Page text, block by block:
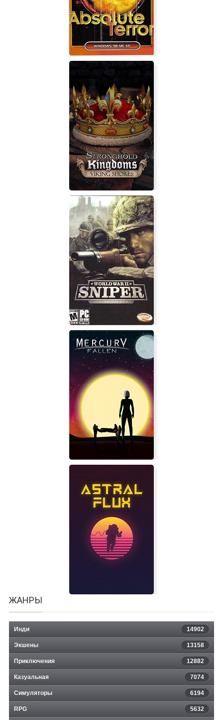
SPACECOM
Absolute Terror
Stronghold Kingdoms
Снайпер: Дороги войны
Mercury Fallen
ЖАНРЫ
Инди 14902
Экшены 13158
Приключения 12882
Казуальная 7074
Симуляторы 6194
RPG 5632